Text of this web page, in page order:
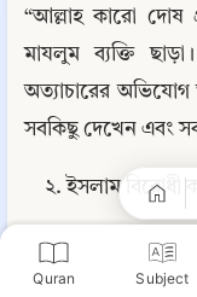
Quran Subject
“আল্লাহ কারো দোষ
মাযলুম ব্যক্তি
অত্যাচারের
সবকিছু দেখেন এবং
২. ইসলাম বিরোধী
ইসলাম বিরোধী
বন্ধ করার জন্য
Copy